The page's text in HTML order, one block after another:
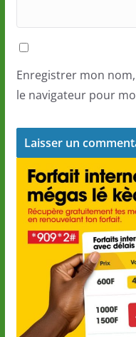
Enregistrer mon
le navigateur pour